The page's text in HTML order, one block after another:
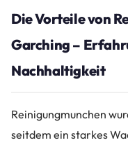
Die Vorteile von
Garching –
Nachhaltigkeit
Reinigungmunchen
seitdem ein starkes